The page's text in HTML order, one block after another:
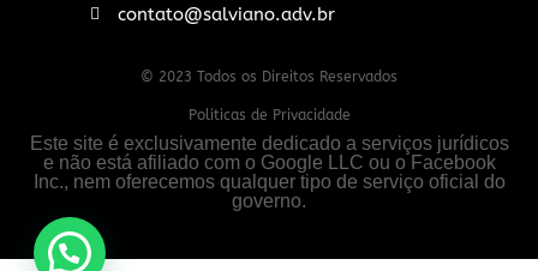
contato@salviano.adv.br
© 2023 Todos os Direitos Reservados
Politicas de Privacidade
Este site é exclusivamente dedicado a serviços jurídicos
e não está afiliado com o Google LLC ou o Facebook
Inc., nem oferecemos qualquer tipo de serviço oficial do
governo.